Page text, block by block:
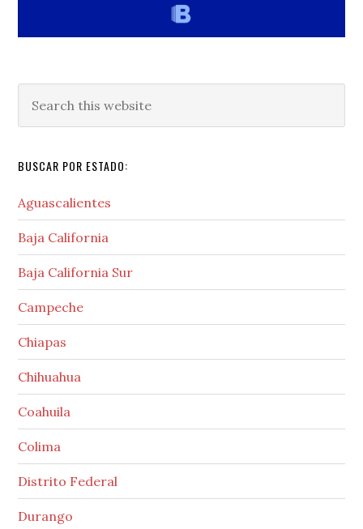
this
BUSCAR POR ESTADO:
Aguascalientes
Baja California
Baja California Sur
Campeche
Chiapas
Chihuahua
Coahuila
Colima
Distrito Federal
Durango